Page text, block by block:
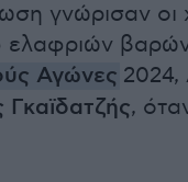
γνώρισαν οι
ελαφριών
Αγώνες 2024,
Γκαϊδατζής,